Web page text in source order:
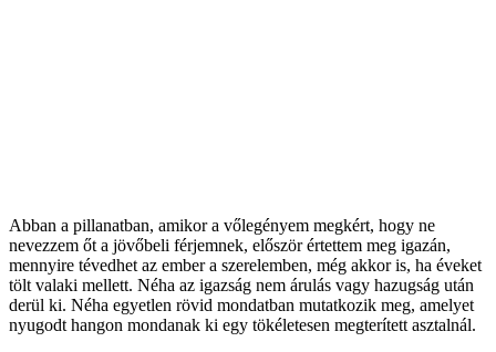
Abban a pillanatban, amikor a vőlegényem megkért, hogy ne
nevezzem őt a jövőbeli férjemnek, először értettem meg igazán,
mennyire tévedhet az ember a szerelemben, még akkor is, ha éveket
tölt valaki mellett. Néha az igazság nem árulás vagy hazugság után
derül ki. Néha egyetlen rövid mondatban mutatkozik meg, amelyet
nyugodt hangon mondanak ki egy tökéletesen megterített asztalnál.